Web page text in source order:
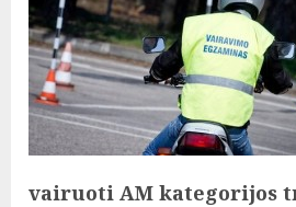
vairuoti AM kategorijos